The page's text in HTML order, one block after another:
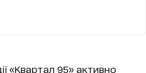
«Квартал 95» активно